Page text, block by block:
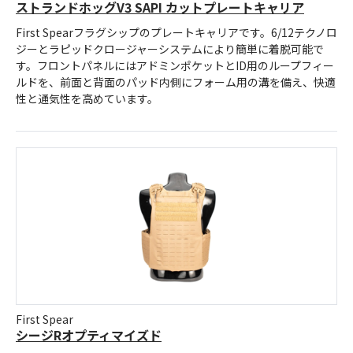
ストランドホッグV3 SAPI カットプレートキャリア
First Spearフラグシップのプレートキャリアです。6/12テクノロ
ジーとラピッドクロージャーシステムにより簡単に着脱可能で
す。フロントパネルにはアドミンポケットとID用のループフィー
ルドを、前面と背面のパッド内側にフォーム用の溝を備え、快適
性と通気性を高めています。
First Spear
シージRオプティマイズド